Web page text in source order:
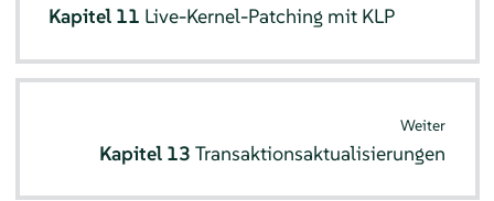
Kapitel 11 Live-Kernel-Patching mit KLP
Weiter
Kapitel 13 Transaktionsaktualisierungen